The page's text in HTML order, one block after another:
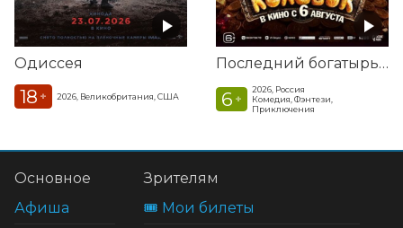
Одиссея
18 + 2026, Великобритания, США
Последний богатырь. Колобок
6 +
2026, Россия
Комедия, Фэнтези,
Приключения
Основное
Афиша
Зрителям
🎟️ Мои билеты